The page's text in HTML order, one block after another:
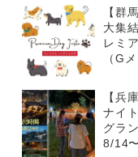
【群
大集
レミ
（G
【兵
ナイ
グラ
8/14